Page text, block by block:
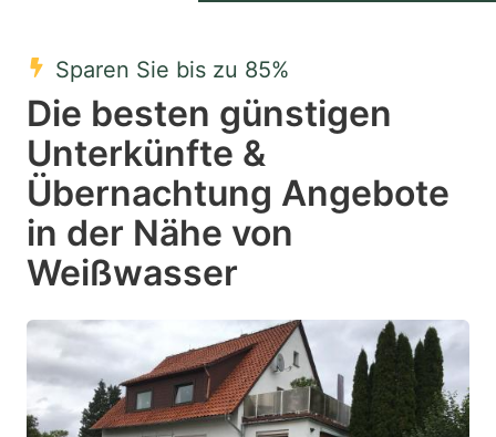
select
a
date.
Press
question
mark
key
to
get
the
a
Press
the
key
to
get
the
Sparen Sie bis zu 85%
Die besten günstigen
Unterkünfte &
Übernachtung Angebote
in der Nähe von
Weißwasser